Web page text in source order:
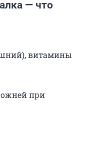
— что
витамины
при